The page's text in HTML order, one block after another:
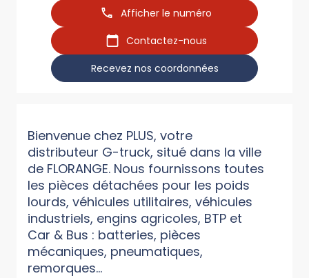
Afficher le numéro
Contactez-nous
Recevez nos coordonnées
Bienvenue chez PLUS, votre
distributeur G-truck, situé dans la ville
de FLORANGE. Nous fournissons toutes
les pièces détachées pour les poids
lourds, véhicules utilitaires, véhicules
industriels, engins agricoles, BTP et
Car & Bus : batteries, pièces
mécaniques, pneumatiques,
remorques...